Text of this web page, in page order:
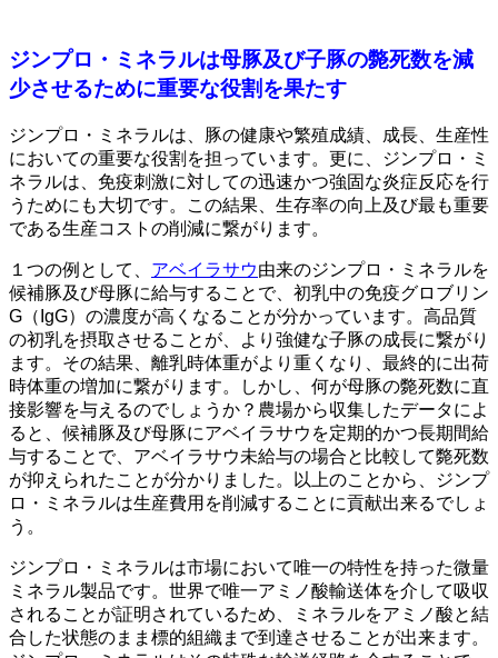
ジンプロ・ミネラルは母豚及び子豚の斃死数を減
少させるために重要な役割を果たす
ジンプロ・ミネラルは、豚の健康や繁殖成績、成長、生産性
においての重要な役割を担っています。更に、ジンプロ・ミ
ネラルは、免疫刺激に対しての迅速かつ強固な炎症反応を行
うためにも大切です。この結果、生存率の向上及び最も重要
である生産コストの削減に繋がります。
１つの例として、 アベイラサウ由来のジンプロ・ミネラルを
候補豚及び母豚に給与することで、初乳中の免疫グロブリン
G（IgG）の濃度が高くなることが分かっています。高品質
の初乳を摂取させることが、より強健な子豚の成長に繋がり
ます。その結果、離乳時体重がより重くなり、最終的に出荷
時体重の増加に繋がります。しかし、何が母豚の斃死数に直
接影響を与えるのでしょうか？農場から収集したデータによ
ると、候補豚及び母豚にアベイラサウを定期的かつ長期間給
与することで、アベイラサウ未給与の場合と比較して斃死数
が抑えられたことが分かりました。以上のことから、ジンプ
ロ・ミネラルは生産費用を削減することに貢献出来るでしょ
う。
ジンプロ・ミネラルは市場において唯一の特性を持った微量
ミネラル製品です。世界で唯一アミノ酸輸送体を介して吸収
されることが証明されているため、ミネラルをアミノ酸と結
合した状態のまま標的組織まで到達させることが出来ます。